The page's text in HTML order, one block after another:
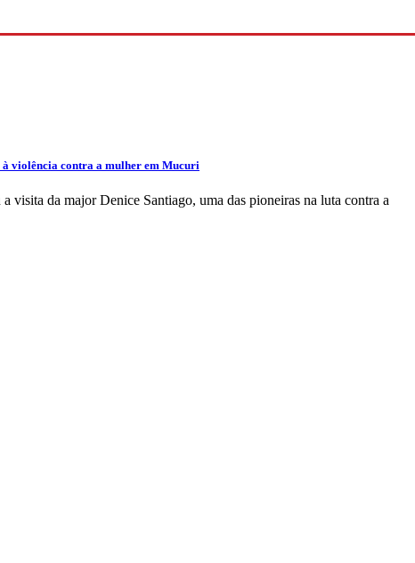
violência contra a mulher em Mucuri
visita da major Denice Santiago, uma das pioneiras na luta contra a